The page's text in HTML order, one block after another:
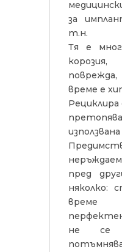
за
т.н.
Тя е
време е
Рециклира
пред
няколко:
време
не се